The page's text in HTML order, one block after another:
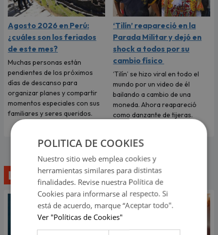
Agosto 2026 en Perú:
¿cuáles son los feriados
de este mes?
Muchas personas están
pendientes de los próximos
días de descanso para
organizar planes y compartir
momentos especiales con sus
familiares y seres queridos.
‘Tilín’ reapareció en la
Parada Militar y dejó en
shock a todos por su
cambio físico
‘Tilín’ se hizo viral en todo el
mundo por un video de él
bailando a cambio de una
moneda. Ahora reapareció
como danzante de tijeras.
Lo último
POLITICA DE COOKIES
Nuestro sitio web emplea cookies y
herramientas similares para distintas
finalidades. Revise nuestra Política de
Cookies para informarse al respecto. Si
está de acuerdo, marque “Aceptar todo".
Ver "Políticas de Cookies"